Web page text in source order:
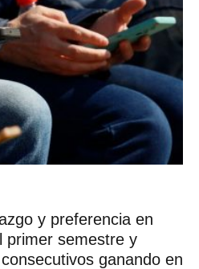
y preferencia en
primer semestre y
ganando en